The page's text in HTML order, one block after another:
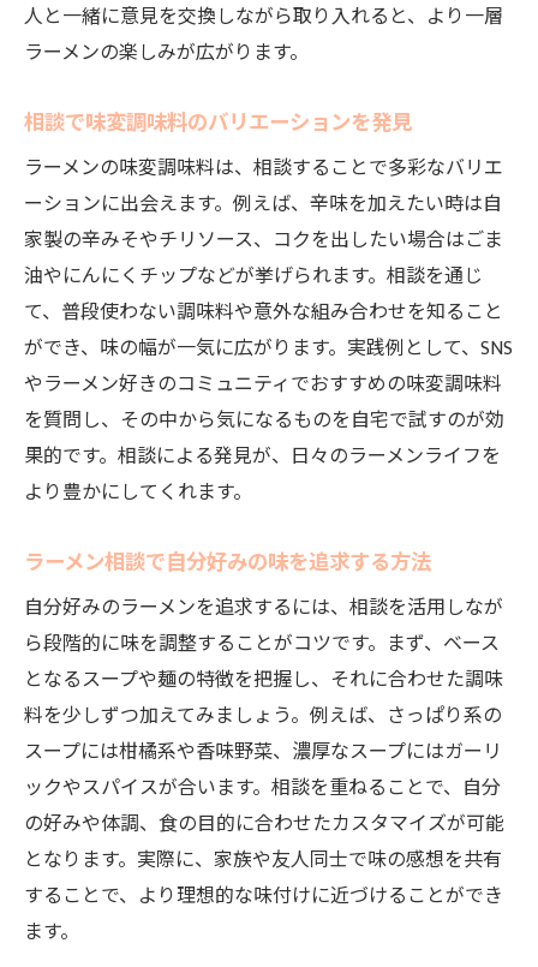
人と一緒に意見を交換しながら取り入れると、より一層
ラーメンの楽しみが広がります。
相談で味変調味料のバリエーションを発見
ラーメンの味変調味料は、相談することで多彩なバリエ
ーションに出会えます。例えば、辛味を加えたい時は自
家製の辛みそやチリソース、コクを出したい場合はごま
油やにんにくチップなどが挙げられます。相談を通じ
て、普段使わない調味料や意外な組み合わせを知ること
ができ、味の幅が一気に広がります。実践例として、SNS
やラーメン好きのコミュニティでおすすめの味変調味料
を質問し、その中から気になるものを自宅で試すのが効
果的です。相談による発見が、日々のラーメンライフを
より豊かにしてくれます。
ラーメン相談で自分好みの味を追求する方法
自分好みのラーメンを追求するには、相談を活用しなが
ら段階的に味を調整することがコツです。まず、ベース
となるスープや麺の特徴を把握し、それに合わせた調味
料を少しずつ加えてみましょう。例えば、さっぱり系の
スープには柑橘系や香味野菜、濃厚なスープにはガーリ
ックやスパイスが合います。相談を重ねることで、自分
の好みや体調、食の目的に合わせたカスタマイズが可能
となります。実際に、家族や友人同士で味の感想を共有
することで、より理想的な味付けに近づけることができ
ます。